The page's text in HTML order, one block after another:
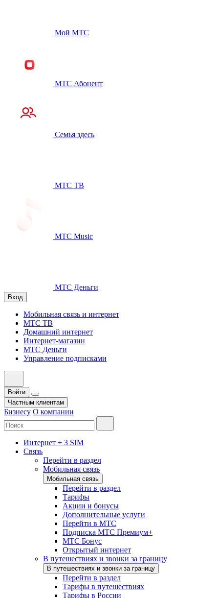
Мой МТС
МТС Абонент
Семья здесь
МТС ТВ
МТС Music
МТС Деньги
Вход
Мобильная связь и интернет
МТС ТВ
Домашний интернет
Интернет-магазин
МТС Деньги
Управление подписками
Войти
Частным клиентам
Бизнесу О компании
Интернет + 3 SIM
Связь
Перейти в раздел
Мобильная связь
Мобильная связь
Перейти в раздел
Тарифы
Акции и бонусы
Дополнительные услуги
Перейти в МТС
Подписка МТС Премиум+
МТС Бонус
Открытый интернет
В путешествиях и звонки за границу
В путешествиях и звонки за границу
Перейти в раздел
Тарифы в путешествиях
Тарифы в России